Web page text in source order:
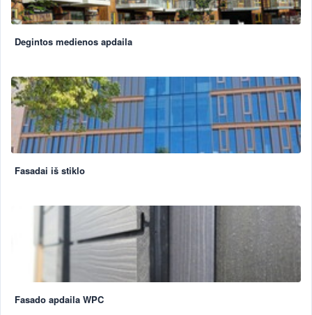
Degintos medienos apdaila
Fasadai iš stiklo
Fasado apdaila WPC